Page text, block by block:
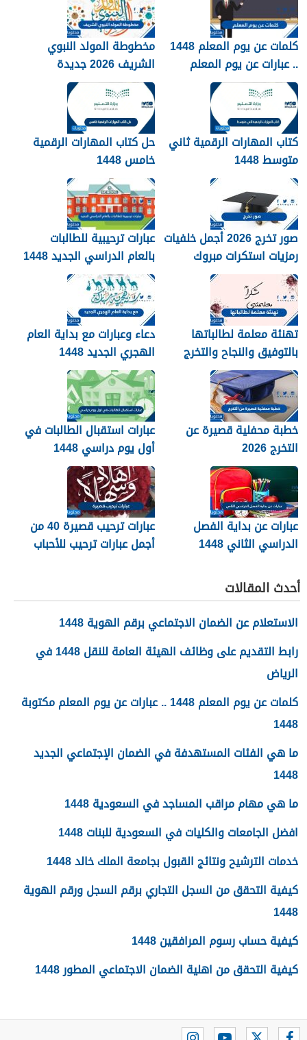
كلمات عن يوم المعلم 1448
.. عبارات عن يوم المعلم
مكتوبة 1448
مخطوطة المولد النبوي
الشريف 2026 جديدة
كتاب المهارات الرقمية ثاني
متوسط 1448
حل كتاب المهارات الرقمية
خامس 1448
صور تخرج 2026 أجمل خلفيات
رمزيات استكرات مبروك
التخرج 1448
عبارات ترحيبية للطالبات
بالعام الدراسي الجديد 1448
بالصور
تهنئة معلمة لطالباتها
بالتوفيق والنجاح والتخرج
2026
دعاء وعبارات مع بداية العام
الهجري الجديد 1448
خطبة محفلية قصيرة عن
التخرج 2026
عبارات استقبال الطالبات في
أول يوم دراسي 1448
عبارات عن بداية الفصل
الدراسي الثاني 1448
عبارات ترحيب قصيرة 40 من
أجمل عبارات ترحيب للأحباب
أحدث المقالات
الاستعلام عن الضمان الاجتماعي برقم الهوية 1448
رابط التقديم على وظائف الهيئة العامة للنقل 1448 في
الرياض
كلمات عن يوم المعلم 1448 .. عبارات عن يوم المعلم مكتوبة
1448
ما هي الفئات المستهدفة في الضمان الإجتماعي الجديد
1448
ما هي مهام مراقب المساجد في السعودية 1448
افضل الجامعات والكليات في السعودية للبنات 1448
خدمات الترشيح ونتائج القبول بجامعة الملك خالد 1448
كيفية التحقق من السجل التجاري برقم السجل ورقم الهوية
1448
كيفية حساب رسوم المرافقين 1448
كيفية التحقق من اهلية الضمان الاجتماعي المطور 1448